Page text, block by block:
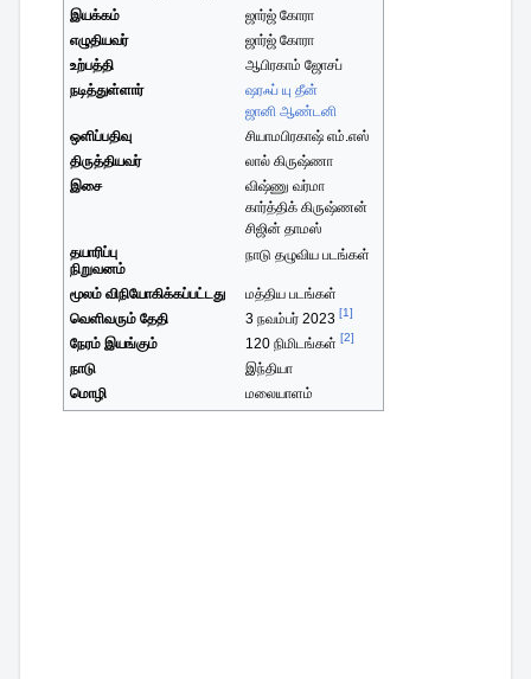
இயக்கம்
ஜார்ஜ் கோரா
எழுதியவர்
ஜார்ஜ் கோரா
உற்பத்தி
ஆபிரகாம் ஜோசப்
நடித்துள்ளார்
ஷரஃப் யு தீன்
ஜானி ஆண்டனி
ஒளிப்பதிவு
சியாமபிரகாஷ் எம்.எஸ்
திருத்தியவர்
லால் கிருஷ்ணா
இசை
விஷ்ணு வர்மா
கார்த்திக் கிருஷ்ணன்
சிஜின் தாமஸ்
தயாரிப்பு
நிறுவனம்
நாடு தழுவிய படங்கள்
மூலம் விநியோகிக்கப்பட்டது
மத்திய படங்கள்
வெளிவரும் தேதி
3 நவம்பர் 2023[1]
நேரம் இயங்கும் 120 நிமிடங்கள்[2]
நாடு
இந்தியா
மொழி
மலையாளம்